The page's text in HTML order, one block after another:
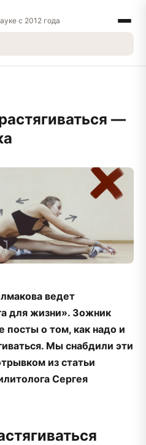
с 2012 года
—
ведет
для жизни». Зожник
посты о том, как надо и
Мы снабдили эти
из статьи
Сергея